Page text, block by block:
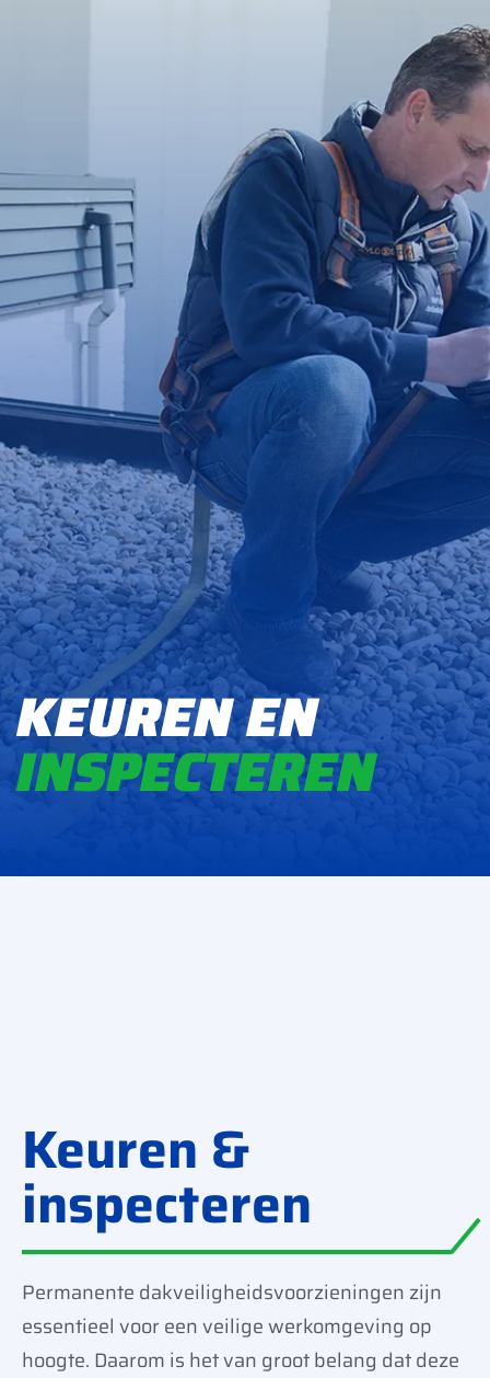
KEUREN EN
INSPECTEREN
Keuren &
inspecteren
Permanente dakveiligheidsvoorzieningen zijn
essentieel voor een veilige werkomgeving op
hoogte. Daarom is het van groot belang dat deze